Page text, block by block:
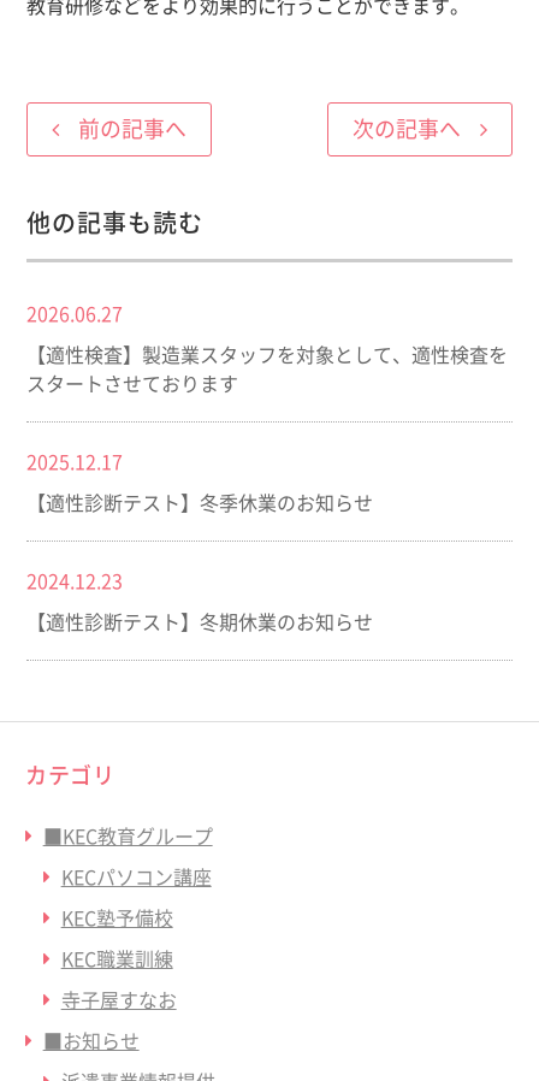
前の記事へ 次の記事へ
他の記事も読む
2026.06.27
【適性検査】製造業スタッフを対象として、適性検査を
スタートさせております
2025.12.17
【適性診断テスト】冬季休業のお知らせ
2024.12.23
【適性診断テスト】冬期休業のお知らせ
カテゴリ
■KEC教育グループ
KECパソコン講座
KEC塾予備校
KEC職業訓練
寺子屋すなお
■お知らせ